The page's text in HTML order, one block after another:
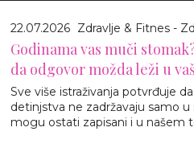
22.07.2026 Zdravlje & Fitnes -
Godinama vas muči
da odgovor možda leži u
Sve više istraživanja potvrđuje
detinjstva ne zadržavaju samo u
mogu ostati zapisani i u našem